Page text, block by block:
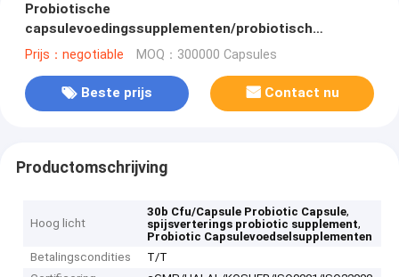
Probiotische
capsulevoedingssupplementen/probiotisch
supplement/privélabel/ODM/OEM
Prijs：negotiable MOQ：300000 Capsules
Beste prijs Contact nu
Productomschrijving
Hoog licht
30b Cfu/Capsule Probiotic Capsule,
spijsverterings probiotic supplement,
Probiotic Capsulevoedselsupplementen
Betalingscondities
T/T